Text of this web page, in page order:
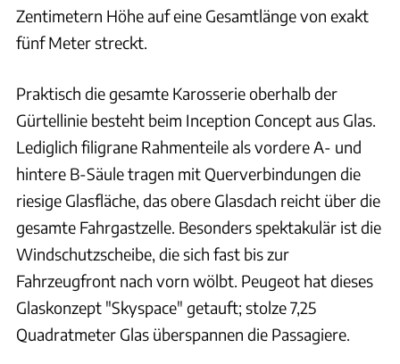
Zentimetern Höhe auf eine Gesamtlänge von exakt
fünf Meter streckt.
Praktisch die gesamte Karosserie oberhalb der
Gürtellinie besteht beim Inception Concept aus Glas.
Lediglich filigrane Rahmenteile als vordere A- und
hintere B-Säule tragen mit Querverbindungen die
riesige Glasfläche, das obere Glasdach reicht über die
gesamte Fahrgastzelle. Besonders spektakulär ist die
Windschutzscheibe, die sich fast bis zur
Fahrzeugfront nach vorn wölbt. Peugeot hat dieses
Glaskonzept "Skyspace" getauft; stolze 7,25
Quadratmeter Glas überspannen die Passagiere.